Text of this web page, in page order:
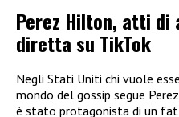
Perez Hilton, atti di
diretta su TikTok
Negli Stati Uniti chi vuole
mondo del gossip segue
è stato protagonista di un